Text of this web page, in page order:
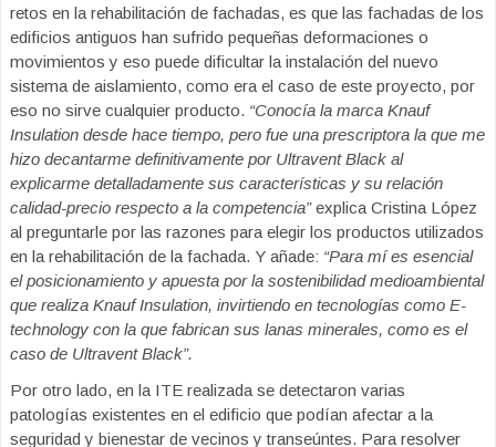
retos en la rehabilitación de fachadas, es que las fachadas de los
edificios antiguos han sufrido pequeñas deformaciones o
movimientos y eso puede dificultar la instalación del nuevo
sistema de aislamiento, como era el caso de este proyecto, por
eso no sirve cualquier producto. “Conocía la marca Knauf
Insulation desde hace tiempo, pero fue una prescriptora la que me
hizo decantarme definitivamente por Ultravent Black al
explicarme detalladamente sus características y su relación
calidad-precio respecto a la competencia”explica Cristina López
al preguntarle por las razones para elegir los productos utilizados
en la rehabilitación de la fachada. Y añade: “Para mí es esencial
el posicionamiento y apuesta por la sostenibilidad medioambiental
que realiza Knauf Insulation, invirtiendo en tecnologías como E-
technology con la que fabrican sus lanas minerales, como es el
caso de Ultravent Black”.
Por otro lado, en la ITE realizada se detectaron varias
patologías existentes en el edificio que podían afectar a la
seguridad y bienestar de vecinos y transeúntes. Para resolver